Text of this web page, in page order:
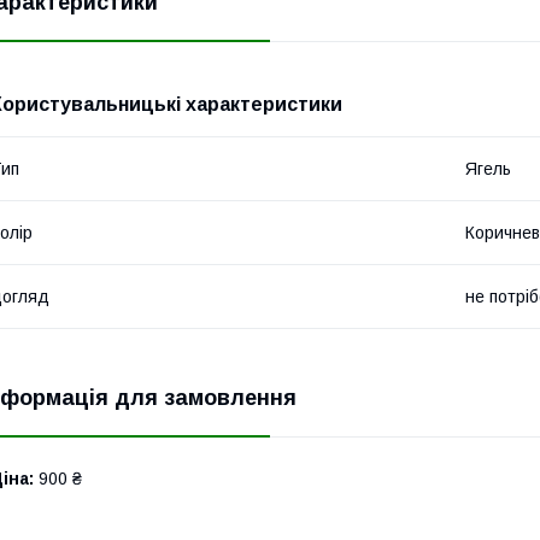
характеристики
Ягель
не
для замовлення
900 ₴